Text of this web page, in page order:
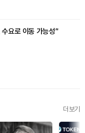
요로 이동 가능성”
더보기